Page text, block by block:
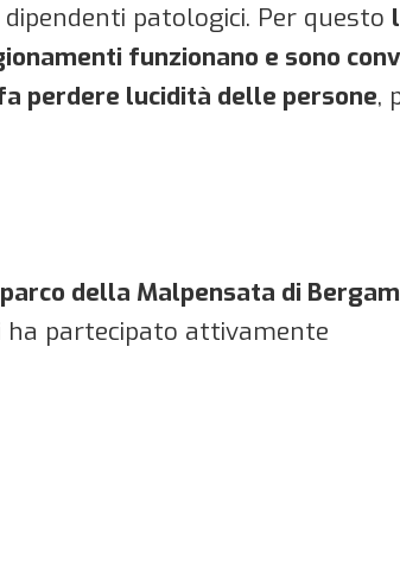
patologici. Per questo
funzionano e sono
perdere lucidità delle persone,
della Malpensata di
ha partecipato attivamente